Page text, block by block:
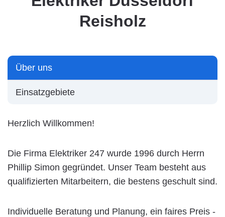
Reisholz
Über uns
Einsatzgebiete
Herzlich Willkommen!
Die Firma Elektriker 247 wurde 1996 durch Herrn
Phillip Simon gegründet. Unser Team besteht aus
qualifizierten Mitarbeitern, die bestens geschult sind.
Individuelle Beratung und Planung, ein faires Preis -